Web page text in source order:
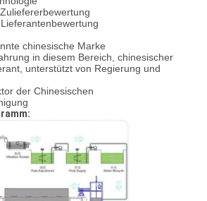
chinesische Marke
in diesem Bereich, chinesischer
unterstützt von Regierung und
der Chinesischen